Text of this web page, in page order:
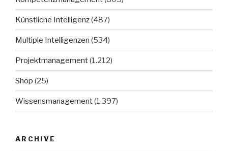
Künstliche Intelligenz(487)
Multiple Intelligenzen (534)
Projektmanagement(1.212)
Shop (25)
Wissensmanagement(1.397)
ARCHIVE